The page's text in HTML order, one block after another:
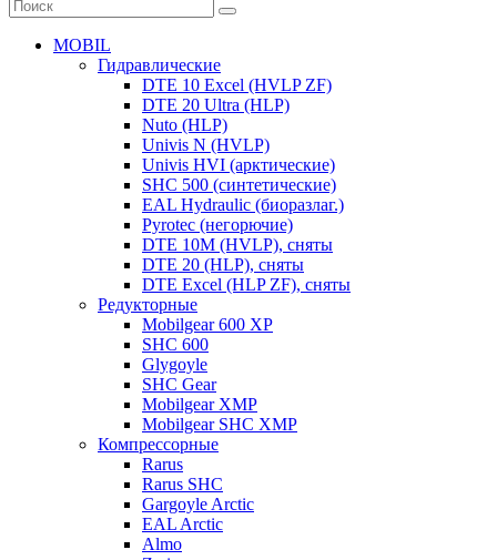
MOBIL
Гидравлические
DTE 10 Excel (HVLP ZF)
DTE 20 Ultra (HLP)
Nuto (HLP)
Univis N (HVLP)
Univis HVI (арктические)
SHC 500 (синтетические)
EAL Hydraulic (биоразлаг.)
Pyrotec (негорючие)
DTE 10M (HVLP), сняты
DTE 20 (HLP), сняты
DTE Excel (HLP ZF), сняты
Редукторные
Mobilgear 600 XP
SHC 600
Glygoyle
SHC Gear
Mobilgear XMP
Mobilgear SHC XMP
Компрессорные
Rarus
Rarus SHC
Gargoyle Arctic
EAL Arctic
Almo